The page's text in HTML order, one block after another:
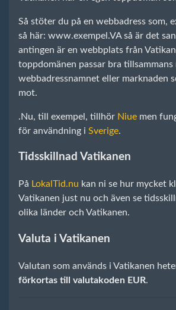
Så stöter du på en webbadress som,
så här: www.exempel.VA så är det
antingen är en webbplats från
toppdomänen passar bra tillsammans
webbadressnamnet eller marknaden
mot.
.Nu, till exempel, tillhör Niue men
för användning i Sverige.
Tidsskillnad Vatikanen
På LokalTid.nu kan ni se hur mycket
Vatikanen just nu och även se
olika länder och Vatikanen.
Valuta i Vatikanen
Valutan som används i Vatikanen
förkortas till valutakoden EUR.